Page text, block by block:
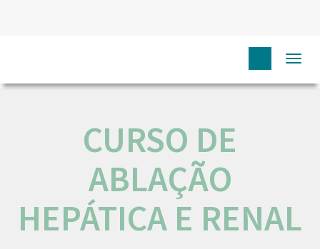
CURSO DE
ABLAÇÃO
HEPÁTICA E RENAL